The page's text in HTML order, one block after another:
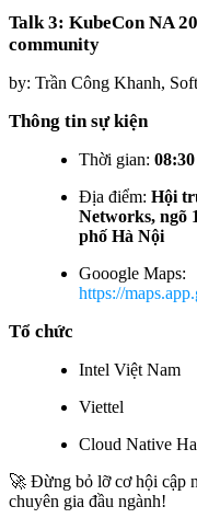
Talk 3: KubeCon NA
community
by: Trần Công Khanh,
Thông tin sự kiện
⁠Thời gian:
⁠Địa điểm: Hội
Networks, ngõ
phố Hà Nội
Gooogle Maps:
https://
Tổ chức
Intel Việt Nam
Viettel
Cloud Native
🚀 Đừng bỏ lỡ cơ hội cập
chuyên gia đầu ngành!